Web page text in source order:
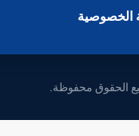
الخصوصية